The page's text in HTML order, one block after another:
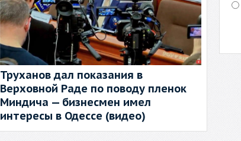
Труханов дал показания в
Верховной Раде по поводу пленок
Миндича — бизнесмен имел
интересы в Одессе (видео)